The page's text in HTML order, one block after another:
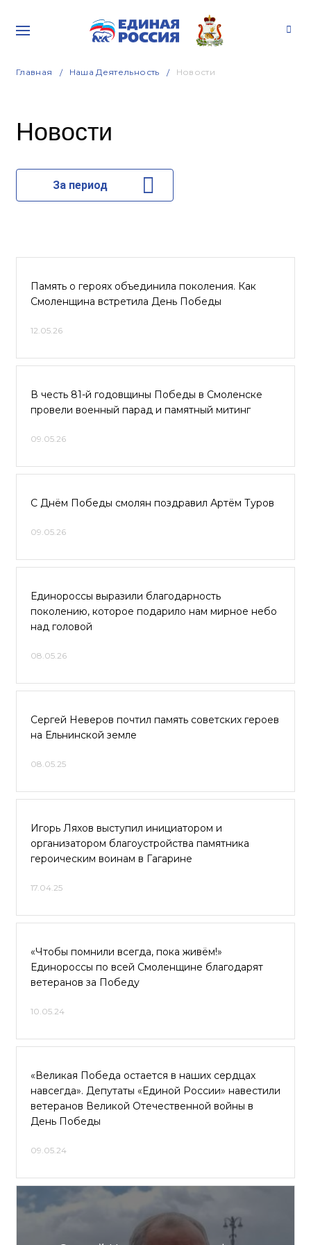
Главная Наша Деятельность Новости
Новости
За период
Память о героях объединила поколения. Как
Смоленщина встретила День Победы
12.05.26
В честь 81-й годовщины Победы в Смоленске
провели военный парад и памятный митинг
09.05.26
С Днём Победы смолян поздравил Артём Туров
09.05.26
Единороссы выразили благодарность
поколению, которое подарило нам мирное небо
над головой
08.05.26
Сергей Неверов почтил память советских героев
на Ельнинской земле
08.05.25
Игорь Ляхов выступил инициатором и
организатором благоустройства памятника
героическим воинам в Гагарине
17.04.25
«Чтобы помнили всегда, пока живём!»
Единороссы по всей Смоленщине благодарят
ветеранов за Победу
10.05.24
«Великая Победа остается в наших сердцах
навсегда». Депутаты «Единой России» навестили
ветеранов Великой Отечественной войны в
День Победы
09.05.24